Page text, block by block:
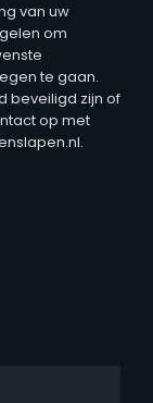
van uw
om
te gaan.
beveiligd zijn of
op met